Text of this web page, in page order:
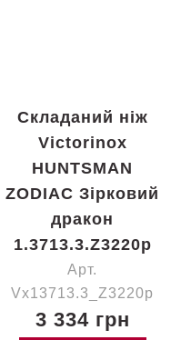
Складаний ніж
Victorinox
HUNTSMAN
ZODIAC Зірковий
дракон
1.3713.3.Z3220p
Арт.
Vx13713.3_Z3220p
3 334 грн